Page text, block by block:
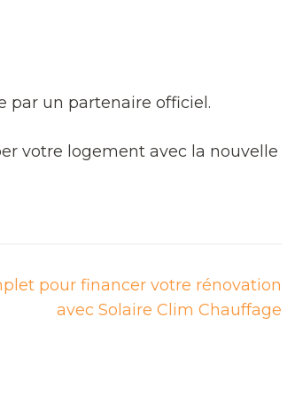
par un partenaire officiel.
votre logement avec la nouvelle
pour financer votre rénovation
avec Solaire Clim Chauffage